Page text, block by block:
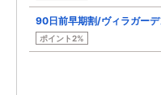
90日前早期割/ヴィラガーデ
ポイント2%